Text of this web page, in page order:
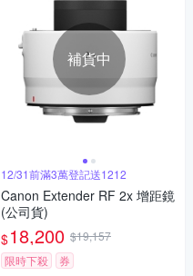
補貨中
12/31前滿3萬登記送1212
Canon Extender RF 2x 增距鏡
(公司貨)
$18,200 $19,157
限時下殺
券